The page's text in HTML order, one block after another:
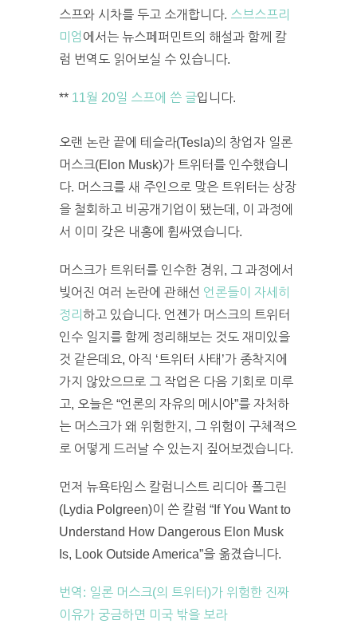
스프와 시차를 두고 소개합니다. 스브스프리
미엄 에서는 뉴스페퍼민트의 해설과 함께 칼
럼 번역도 읽어보실 수 있습니다.
** 11월 20일 스프에 쓴 글입니다.
오랜 논란 끝에 테슬라(Tesla)의 창업자 일론
머스크(Elon Musk)가 트위터를 인수했습니
다. 머스크를 새 주인으로 맞은 트위터는 상장
을 철회하고 비공개기업이 됐는데, 이 과정에
서 이미 갖은 내홍에 휩싸였습니다.
머스크가 트위터를 인수한 경위, 그 과정에서
빚어진 여러 논란에 관해선 언론들이 자세히
정리 하고 있습니다. 언젠가 머스크의 트위터
인수 일지를 함께 정리해보는 것도 재미있을
것 같은데요, 아직 ‘트위터 사태’가 종착지에
가지 않았으므로 그 작업은 다음 기회로 미루
고, 오늘은 “언론의 자유의 메시아”를 자처하
는 머스크가 왜 위험한지, 그 위험이 구체적으
로 어떻게 드러날 수 있는지 짚어보겠습니다.
먼저 뉴욕타임스 칼럼니스트 리디아 폴그린
(Lydia Polgreen)이 쓴 칼럼 “If You Want to
Understand How Dangerous Elon Musk
Is, Look Outside America”을 옮겼습니다.
번역: 일론 머스크(의 트위터)가 위험한 진짜
이유가 궁금하면 미국 밖을 보라